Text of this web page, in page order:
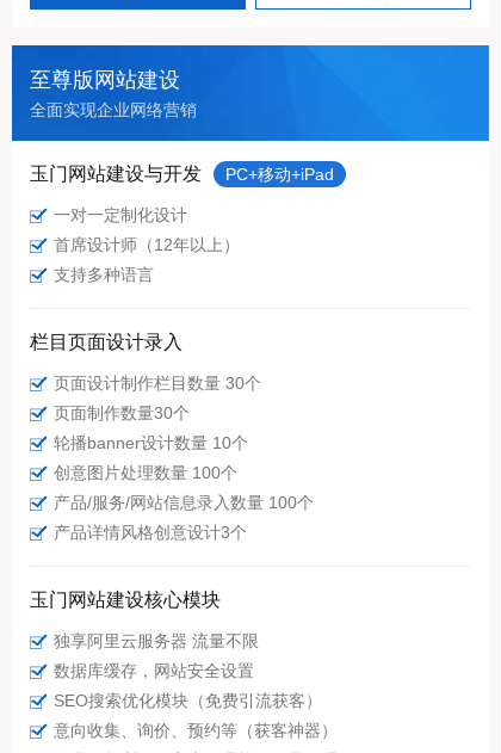
至尊版网站建设
全面实现企业网络营销
玉门网站建设与开发 PC+移动+iPad
一对一定制化设计
首席设计师（12年以上）
支持多种语言
栏目页面设计录入
页面设计制作栏目数量 30个
页面制作数量30个
轮播banner设计数量 10个
创意图片处理数量 100个
产品/服务/网站信息录入数量 100个
产品详情风格创意设计3个
玉门网站建设核心模块
独享阿里云服务器 流量不限
数据库缓存，网站安全设置
SEO搜索优化模块（免费引流获客）
意向收集、询价、预约等（获客神器）